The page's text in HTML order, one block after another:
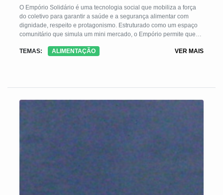
O Empório Solidário é uma tecnologia social que mobiliza a força
do coletivo para garantir a saúde e a segurança alimentar com
dignidade, respeito e protagonismo. Estruturado como um espaço
comunitário que simula um mini mercado, o Empório permite que
alimentos de que precisam e tenham acesso a itens básicos de
sanitárias. É no encontro entre diferentes atores — moradores,
Empório se sustenta como ferramenta de transformação territorial e
TEMAS: ALIMENTAÇÃO VER MAIS